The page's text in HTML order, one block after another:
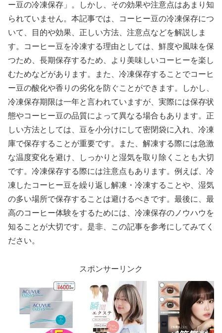
ー豆の冷凍保存」。しかし、その効果や注意点はあまり知
られていません。本記事では、コーヒー豆の冷凍保存につ
いて、目的や効果、正しい方法、注意点などを解説しま
す。コーヒー豆を冷凍する理由としては、鮮度や風味を保
つため、長期保存するため、より美味しいコーヒーを楽し
むためなどがあります。また、冷凍保存することでコーヒ
ー豆の酸化や香りの劣化を防ぐことができます。しかし、
冷凍保存期限は一年と言われていますが、実際には保存状
態やコーヒー豆の品質によって異なる場合もあります。正
しい方法としては、豆を小分けにして密閉袋に入れ、冷凍
庫で保存することが重要です。また、解凍する際には急激
な温度変化を避け、しっかりと湿気を取り除くことも大切
です。冷凍保存する際には注意点もあります。例えば、冷
凍したコーヒー豆を繰り返し解凍・冷凍することや、湿気
の多い場所で保存することは避けるべきです。最後に、最
高のコーヒー体験をするためには、冷凍保存のノウハウを
知ることが大切です。是非、この記事を参考にしてみてく
ださい。
スポンサーリンク